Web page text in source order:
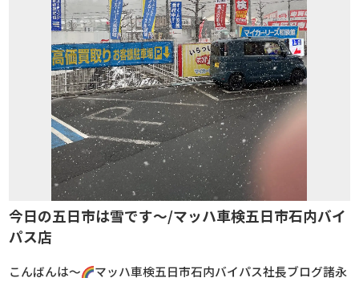
今日の五日市は雪です～/マッハ車検五日市石内バイ
パス店
こんばんは～
マッハ車検五日市石内バイパス社長ブログ諸永